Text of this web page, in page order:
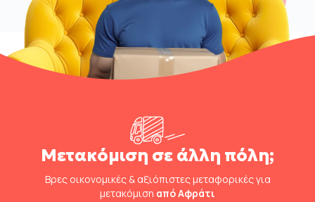
Μετακόμιση σε άλλη πόλη;
Βρες οικονομικές & αξιόπιστες μεταφορικές για
μετακόμιση από Αφράτι